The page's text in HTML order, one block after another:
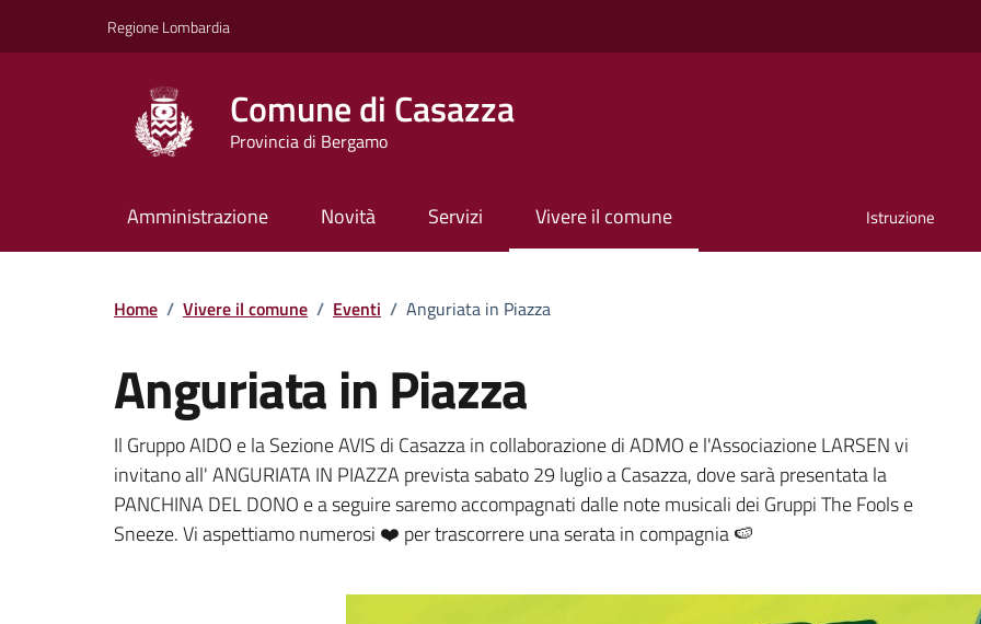
Regione Lombardia
Comune di Casazza
Provincia di Bergamo
Amministrazione Novità Servizi Vivere il comune Istruzione
Home / Vivere il comune / Eventi / Anguriata in Piazza
Anguriata in Piazza
Dettagli della notizia
Il Gruppo AIDO e la Sezione AVIS di Casazza in collaborazione di ADMO e l'Associazione LARSEN vi
invitano all' ANGURIATA IN PIAZZA prevista sabato 29 luglio a Casazza, dove sarà presentata la
PANCHINA DEL DONO e a seguire saremo accompagnati dalle note musicali dei Gruppi The Fools e
Sneeze. Vi aspettiamo numerosi ❤️ per trascorrere una serata in compagnia 🍉